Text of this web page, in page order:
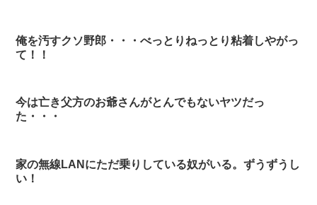
俺を汚すクソ野郎・・・べっとりねっとり粘着しやがっ
て！！
今は亡き父方のお爺さんがとんでもないヤツだっ
た・・・
家の無線LANにただ乗りしている奴がいる。ずうずうし
い！